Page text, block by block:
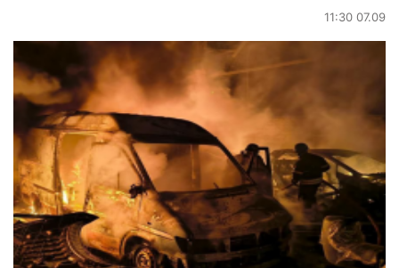
11:30 07.09